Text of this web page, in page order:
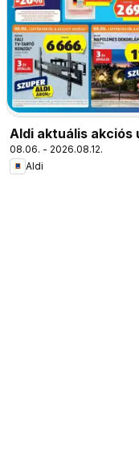
Aldi aktuális akciós
08.06. - 2026.08.12.
Aldi